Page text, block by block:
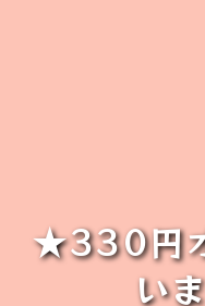
★330円
い